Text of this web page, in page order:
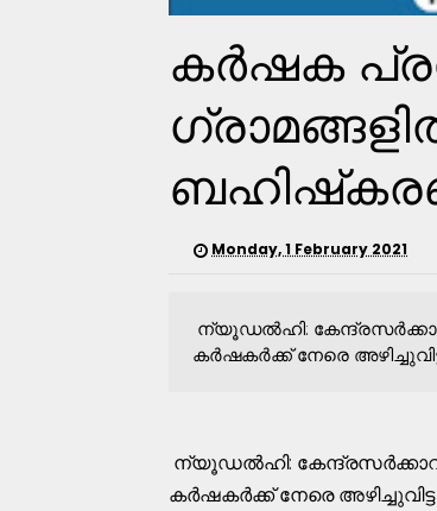
കർഷക
Monday, 1 February 2021
ന്യൂഡൽഹി:
കർഷകർക്ക്​ നേരെ
ന്യൂഡൽഹി:
കർഷകർക്ക്​ നേരെ